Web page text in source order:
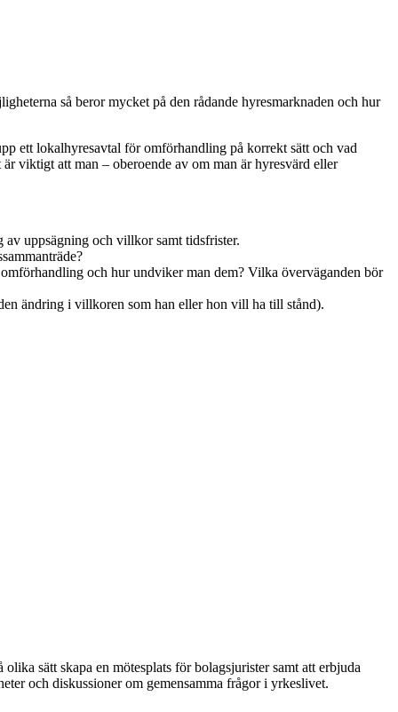
så beror mycket på den rådande hyresmarknaden och hur
ett lokalhyresavtal för omförhandling på korrekt sätt och vad
viktigt att man – oberoende av om man är hyresvärd eller
uppsägning och villkor samt tidsfrister.
och hur undviker man dem? Vilka överväganden bör
ändring i villkoren som han eller hon vill ha till stånd).
sätt skapa en mötesplats för bolagsjurister samt att erbjuda
och diskussioner om gemensamma frågor i yrkeslivet.